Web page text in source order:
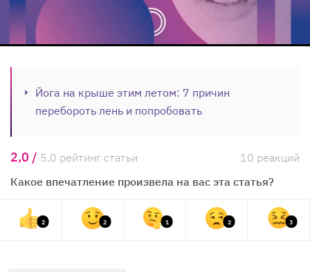
Йога на крыше этим летом: 7 причин
перебороть лень и попробовать
2,0 / 5,0 рейтинг статьи
10 реакций
Какое впечатление произвела на вас эта статья?
2 2 1 2 3